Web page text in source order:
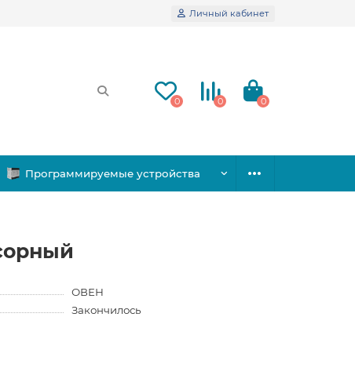
Личный кабинет
0 0 0
Программируемые устройства
ОВЕН
Закончилось